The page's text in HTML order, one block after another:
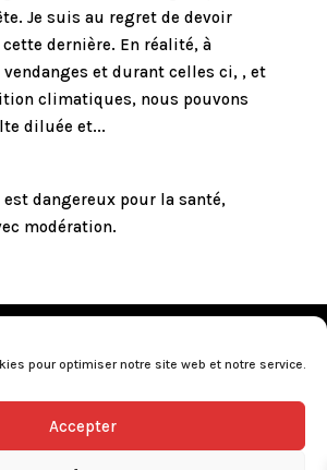
pour optimiser notre site web et notre service.
Accepter
Je suis au regret de devoir
dernière. En réalité, à
vendanges et durant celles ci, , et
climatiques, nous pouvons
diluée et...
est dangereux pour la santé,
modération.
de vente•Nos revendeurs•
dangereux pour la santé, consommez avec